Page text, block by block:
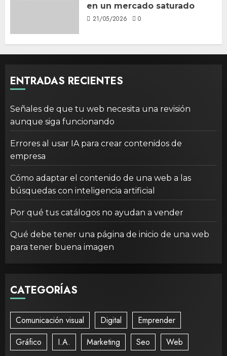
en un mercado saturado
21/05/2026 0
ENTRADAS RECIENTES
Señales de que tu web necesita una revisión
aunque siga funcionando
Errores al usar IA para crear contenidos de
empresa
Cómo adaptar el contenido de una web a las
búsquedas con inteligencia artificial
Por qué tus catálogos no ayudan a vender
Qué debe tener una página de inicio de una web
para tener buena imagen
CATEGORÍAS
Comunicación visual Digital
Emprender
Gráfico
I.A. Marketing Seo Web